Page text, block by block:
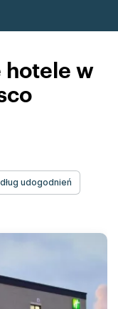
hotele w
udogodnień